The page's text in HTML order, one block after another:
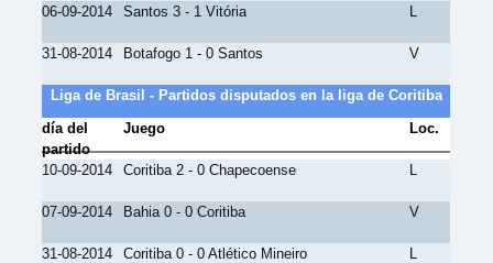
06-09-2014 Santos 3 - 1 Vitória L
31-08-2014 Botafogo 1 - 0 Santos V
Liga de Brasil - Partidos disputados en la liga de Coritiba
día del
partido
Juego Loc.
10-09-2014 Coritiba 2 - 0 Chapecoense L
07-09-2014 Bahia 0 - 0 Coritiba V
31-08-2014 Coritiba 0 - 0 Atlético Mineiro L